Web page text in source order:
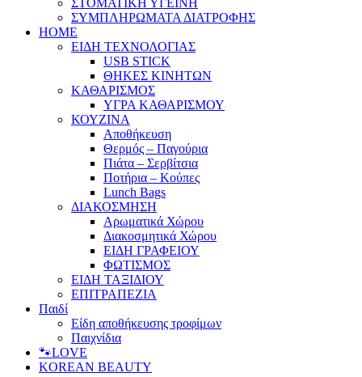
ΣΤΟΜΑΤΙΚΗ ΥΓΕΙΝΗ
ΣΥΜΠΛΗΡΩΜΑΤΑ ΔΙΑΤΡΟΦΗΣ
HOME
ΕΙΔΗ ΤΕΧΝΟΛΟΓΙΑΣ
USB STICK
ΘΗΚΕΣ ΚΙΝΗΤΩΝ
ΚΑΘΑΡΙΣΜΟΣ
ΥΓΡΑ ΚΑΘΑΡΙΣΜΟΥ
ΚΟΥΖΙΝΑ
Αποθήκευση
Θερμός – Παγούρια
Πιάτα – Σερβίτσια
Ποτήρια – Κούπες
Lunch Bags
ΔΙΑΚΟΣΜΗΣΗ
Αρωματικά Χώρου
Διακοσμητικά Χώρου
ΕΙΔΗ ΓΡΑΦΕΙΟΥ
ΦΩΤΙΣΜΟΣ
ΕΙΔΗ ΤΑΞΙΔΙΟΥ
ΕΠΙΤΡΑΠΕΖΙΑ
Παιδί
Είδη αποθήκευσης τροφίμων
Παιχνίδια
🐾LOVE
KOREAN BEAUTY